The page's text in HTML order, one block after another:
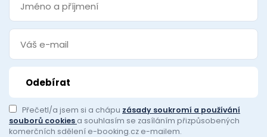
Přečetl/a jsem si a chápu zásady soukromí a používání
souborů cookies a souhlasím se zasíláním přizpůsobených
komerčních sdělení e-booking.cz e-mailem.